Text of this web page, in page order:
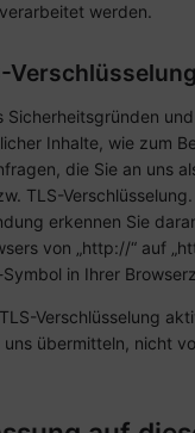
werden.
Verschlüsselung
Sicherheitsgründen
Inhalte, wie zum
die Sie an uns
TLS-Verschlüsselung.
erkennen Sie
von „http://“ auf
in Ihrer
Verschlüsselung
uns übermitteln, nicht